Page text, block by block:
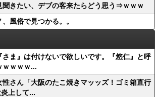
聞きたい、デブの客来たらどう思う⇒ｗｗｗ
風俗で見つかる。。
さま』は付けないで欲しいです。『悠仁』と呼
ｗｗｗｗ...
性さん「大阪のたこ焼きマッッズ！ゴミ箱直行
上して...